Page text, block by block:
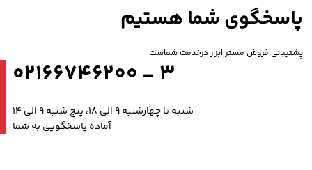
پاسخگوی شما هستیم
پشتیبانی فروش مستر ابزار درخدمت شماست
3 - 02166746200
شنبه تا چهارشنبه 9 الی 18، پنج شنبه 9 الی 14
آماده پاسخگویی به شما